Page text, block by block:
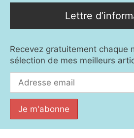
Lettre
Recevez gratuitement chaque
sélection de mes meilleurs